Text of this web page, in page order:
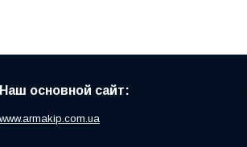
Наш основной сайт:
www.armakip.com.ua